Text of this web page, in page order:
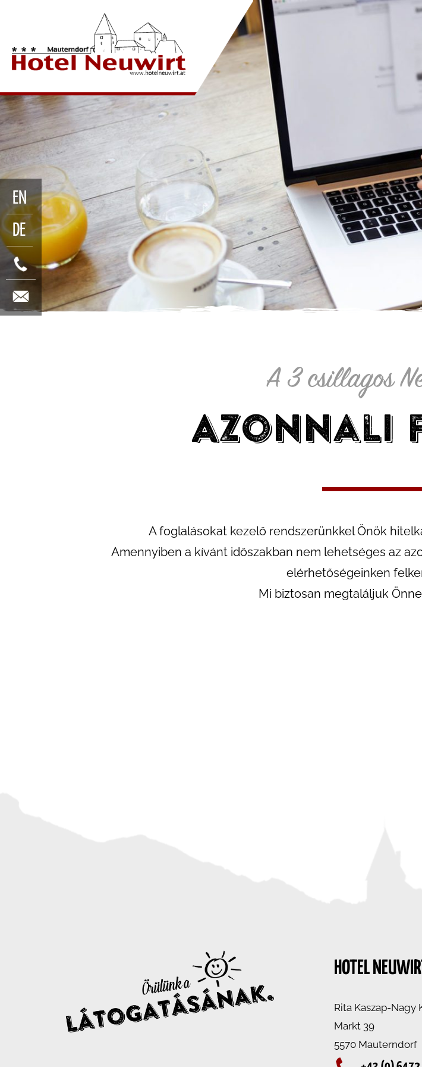
EN
DE
A 3 csillagos
Azonnali
A foglalásokat kezelő rendszerünkkel Önök
Amennyiben a kívánt időszakban nem lehetséges az
elérhetőségeinken
Mi biztosan megtaláljuk
HOTEL
Rita Kaszap-Nagy
Markt 39
5570 Mauterndorf